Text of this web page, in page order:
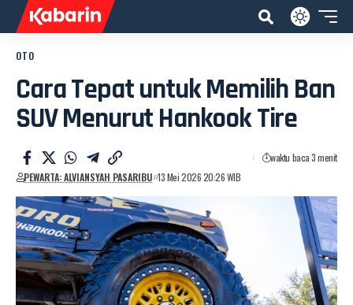
OTO
Cara Tepat untuk Memilih Ban
SUV Menurut Hankook Tire
PEWARTA: ALVIANSYAH PASARIBU 13 Mei 2026 20:26 WIB
waktu baca 3 menit